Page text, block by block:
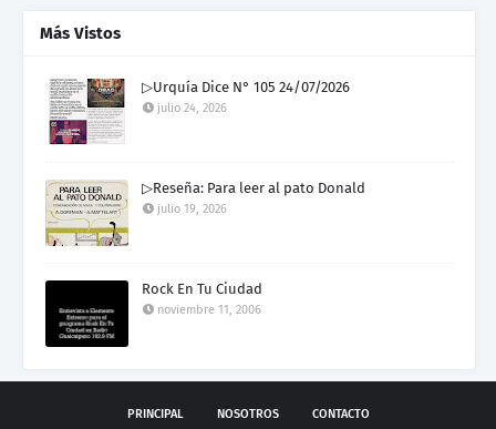
Más Vistos
▷Urquía Dice N° 105 24/07/2026
julio 24, 2026
▷Reseña: Para leer al pato Donald
julio 19, 2026
Rock En Tu Ciudad
noviembre 11, 2006
PRINCIPAL NOSOTROS CONTACTO